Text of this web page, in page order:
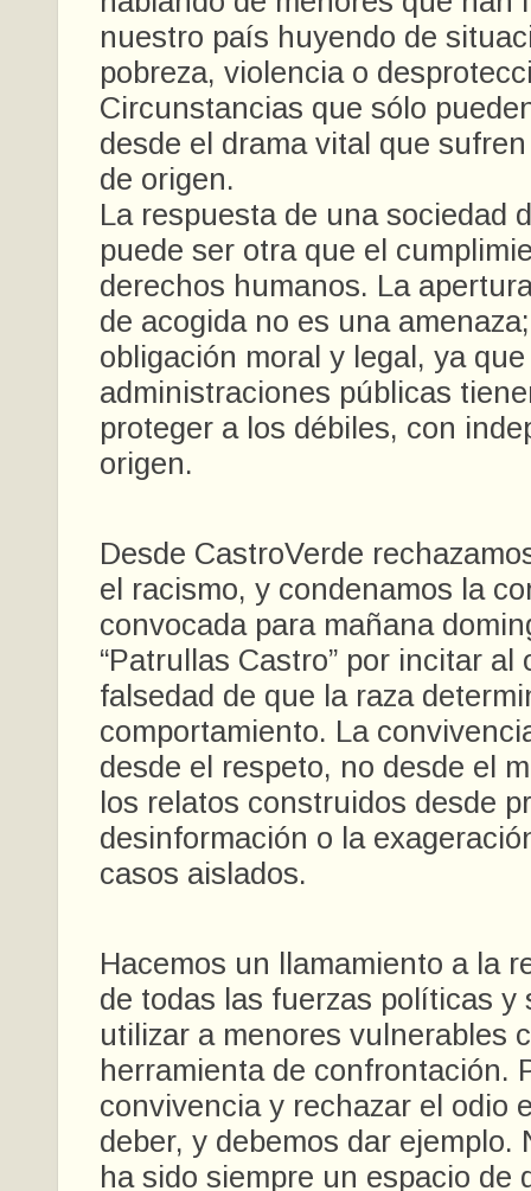
nuestro país huyendo de
pobreza, violencia o
Circunstancias que sólo
desde el drama vital que
de origen.
La respuesta de una sociedad
puede ser otra que el
derechos humanos. La
de acogida no es una
obligación moral y legal, ya
administraciones públicas
proteger a los débiles, con
origen.
Desde CastroVerde
el racismo, y condenamos la
convocada para mañana
“Patrullas Castro” por incitar al
falsedad de que la raza
comportamiento. La
desde el respeto, no desde el
los relatos construidos desde
desinformación o la
casos aislados.
Hacemos un llamamiento a la
de todas las fuerzas políticas y
utilizar a menores vulnerables
herramienta de confrontación.
convivencia y rechazar el odio
deber, y debemos dar ejemplo.
ha sido siempre un espacio de